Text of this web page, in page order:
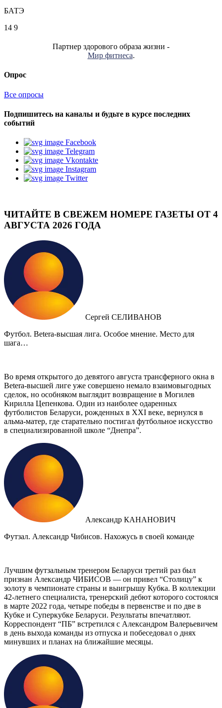
БАТЭ
14 9
Партнер здорового образа жизни -
Мир фитнеса.
Опрос
Все опросы
Подпишитесь на каналы и будьте в курсе последних
событий
Facebook
Telegram
Vkontakte
Instagram
Twitter
ЧИТАЙТЕ В СВЕЖЕМ НОМЕРЕ ГАЗЕТЫ ОТ 4
АВГУСТА 2026 ГОДА
Сергей СЕЛИВАНОВ
Футбол. Betera-высшая лига. Особое мнение. Место для
шага…
Во время открытого до девятого августа трансферного окна в
Betera-высшей лиге уже совершено немало взаимовыгодных
сделок, но особняком выглядит возвращение в Могилев
Кирилла Цепенкова. Один из наиболее одаренных
футболистов Беларуси, рожденных в XXI веке, вернулся в
альма-матер, где старательно постигал футбольное искусство
в специализированной школе “Днепра”.
Александр КАНАНОВИЧ
Футзал. Александр Чибисов. Нахожусь в своей команде
Лучшим футзальным тренером Беларуси третий раз был
признан Александр ЧИБИСОВ — он привел “Столицу” к
золоту в чемпионате страны и выигрышу Кубка. В коллекции
42-летнего специалиста, тренерский дебют которого состоялся
в марте 2022 года, четыре победы в первенстве и по две в
Кубке и Суперкубке Беларуси. Результаты впечатляют.
Корреспондент “ПБ” встретился с Александром Валерьевичем
в день выхода команды из отпуска и побеседовал о днях
минувших и планах на ближайшие месяцы.